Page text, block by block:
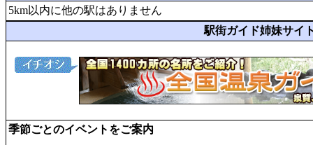
5km以内に他の駅はありません
駅街ガイド姉妹サイ
季節ごとのイベントをご案内